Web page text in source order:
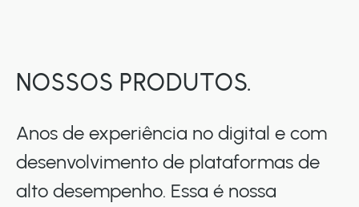
NOSSOS PRODUTOS.
Anos de experiência no digital e com
desenvolvimento de plataformas de
alto desempenho. Essa é nossa